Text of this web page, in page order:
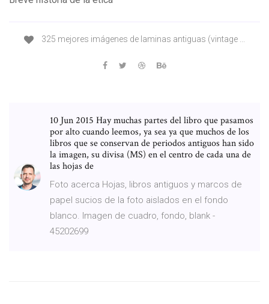
325 mejores imágenes de laminas antiguas (vintage ...
10 Jun 2015 Hay muchas partes del libro que pasamos
por alto cuando leemos, ya sea ya que muchos de los
libros que se conservan de periodos antiguos han sido
la imagen, su divisa (MS) en el centro de cada una de
las hojas de
Foto acerca Hojas, libros antiguos y marcos de
papel sucios de la foto aislados en el fondo
blanco. Imagen de cuadro, fondo, blank -
45202699